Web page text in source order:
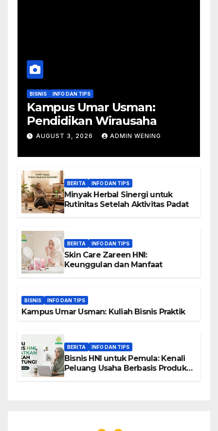
BISNIS INFO DAN TIPS
Kampus Umar Usman:
Pendidikan Wirausaha
AUGUST 3, 2026 ADMIN WENING
BERITA INFO DAN TIPS
Minyak Herbal Sinergi untuk
Rutinitas Setelah Aktivitas Padat
BERITA INFO DAN TIPS
Skin Care Zareen HNI:
Keunggulan dan Manfaat
BISNIS INFO DAN TIPS
Kampus Umar Usman: Kuliah Bisnis Praktik
BERITA INFO DAN TIPS
Bisnis HNI untuk Pemula: Kenali
Peluang Usaha Berbasis Produk,